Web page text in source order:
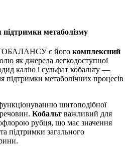
метаболізму
є його комплексний
як джерела легкодоступної
калію і сульфат кобальту —
підтримки метаболічних процесів
щитоподібної
Кобальт важливий для
рубця, що має значення
підтримки загального